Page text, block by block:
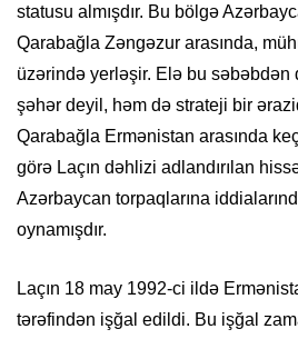
statusu almışdır. Bu bölgə
Qarabağla Zəngəzur arasında,
üzərində yerləşir. Elə bu səbəbdən
şəhər deyil, həm də strateji bir
Qarabağla Ermənistan arasında
görə Laçın dəhlizi adlandırılan
Azərbaycan torpaqlarına
oynamışdır.
Laçın 18 may 1992-ci ildə
tərəfindən işğal edildi. Bu işğal